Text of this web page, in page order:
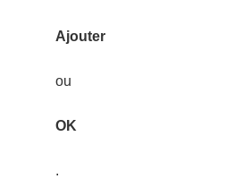
Ajouter
ou
OK
.